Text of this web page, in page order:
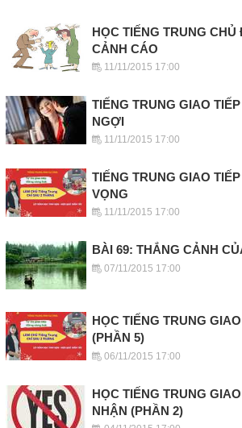
HỌC TIẾNG TRUNG CHỦ
CẢNH CÁO
11/11/2015 17:00
TIẾNG TRUNG GIAO
NGỢI
11/11/2015 17:00
TIẾNG TRUNG GIAO
VỌNG
11/11/2015 17:00
BÀI 69: THẮNG CẢNH
07/11/2015 17:00
HỌC TIẾNG TRUNG
(PHẦN 5)
06/11/2015 17:00
HỌC TIẾNG TRUNG
NHẬN (PHẦN 2)